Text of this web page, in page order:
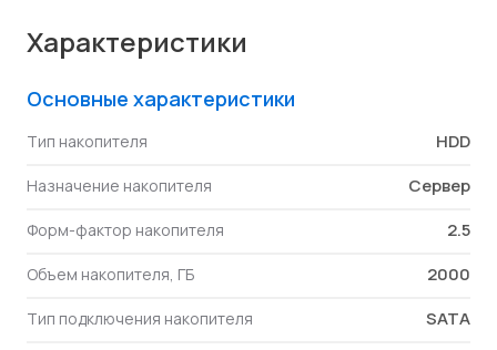
Характеристики
Основные характеристики
Тип накопителя HDD
Назначение накопителя Сервер
Форм-фактор накопителя 2.5
Объем накопителя, ГБ 2000
Тип подключения накопителя SATA